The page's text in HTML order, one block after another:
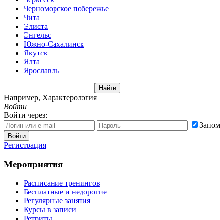
Черноморское побережье
Чита
Элиста
Энгельс
Южно-Сахалинск
Якутск
Ялта
Ярославль
Найти
Например, Характерология
Войти
Войти через:
Войти
Регистрация
Мероприятия
Расписание тренингов
Бесплатные и недорогие
Регулярные занятия
Курсы в записи